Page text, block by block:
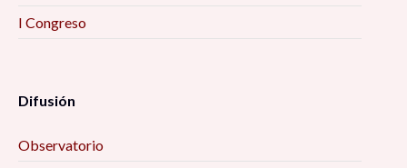
I Congreso
Difusión
Observatorio